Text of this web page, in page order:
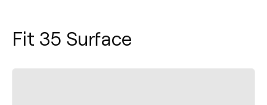
Fit 35 Surface